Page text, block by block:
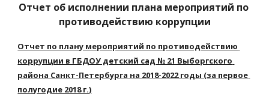
Отчет об исполнении плана мероприятий по
противодействию коррупции
Отчет по плану мероприятий по противодействию
коррупции в ГБДОУ детский сад № 21 Выборгского
района Санкт-Петербурга на 2018-2022 годы (за первое
полугодие 2018 г.)